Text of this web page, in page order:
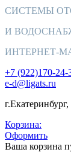
СИСТЕМЫ
И
ИНТЕРНЕТ-
+7 (922)170-24-
e-d@ligats.ru
Корзина:
Оформить
Ваша корзина